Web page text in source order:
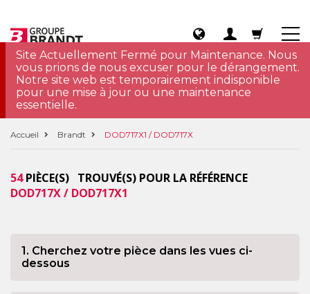
Site Actuellement Fermé pour Maintenance. Nous
vous prions de nous excuser pour le dérangement.
Notre site web est temporairement indisponible
pour une mise à jour ou une maintenance
essentielle.
Accueil Brandt DOD717X1 / DOD717X
54PIÈCE(S) TROUVÉ(S) POUR LA RÉFÉRENCE
DOD717X / DOD717X1
1. Cherchez votre pièce dans les vues ci-
dessous